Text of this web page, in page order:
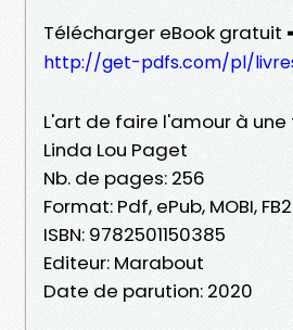
Télécharger eBook gratuit
http://get-pdfs.com/pl/
L'art de faire l'amour à
Linda Lou Paget
Nb. de pages: 256
Format: Pdf, ePub, MOBI, FB2
ISBN: 9782501150385
Editeur: Marabout
Date de parution: 2020